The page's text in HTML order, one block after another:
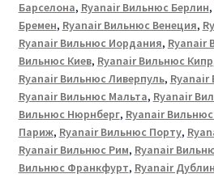
Барселона, Ryanair Вильнюс Берлин,
Бремен, Ryanair Вильнюс Венеция,
Ryanair Вильнюс Иордания, Ryanair
Вильнюс Киев, Ryanair Вильнюс Кипр
Ryanair Вильнюс Ливерпуль, Ryanair
Ryanair Вильнюс Мальта, Ryanair
Вильнюс Нюрнберг, Ryanair
Париж, Ryanair Вильнюс Порту,
Ryanair Вильнюс Рим, Ryanair
Вильнюс Франкфурт, Ryanair Дублин